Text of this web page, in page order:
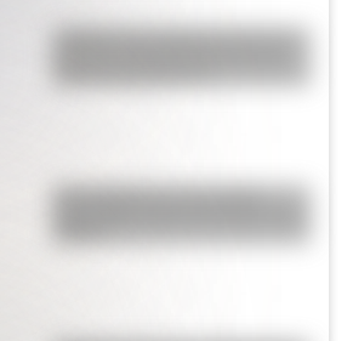
¿Sabías que Argentina tuvo la
Una infografía descargable